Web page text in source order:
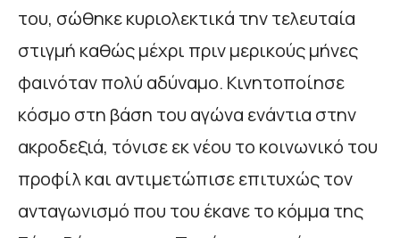
του, σώθηκε κυριολεκτικά την τελευταία
στιγμή καθώς μέχρι πριν μερικούς μήνες
φαινόταν πολύ αδύναμο. Κινητοποίησε
κόσμο στη βάση του αγώνα ενάντια στην
ακροδεξιά, τόνισε εκ νέου το κοινωνικό του
προφίλ και αντιμετώπισε επιτυχώς τον
ανταγωνισμό που του έκανε το κόμμα της